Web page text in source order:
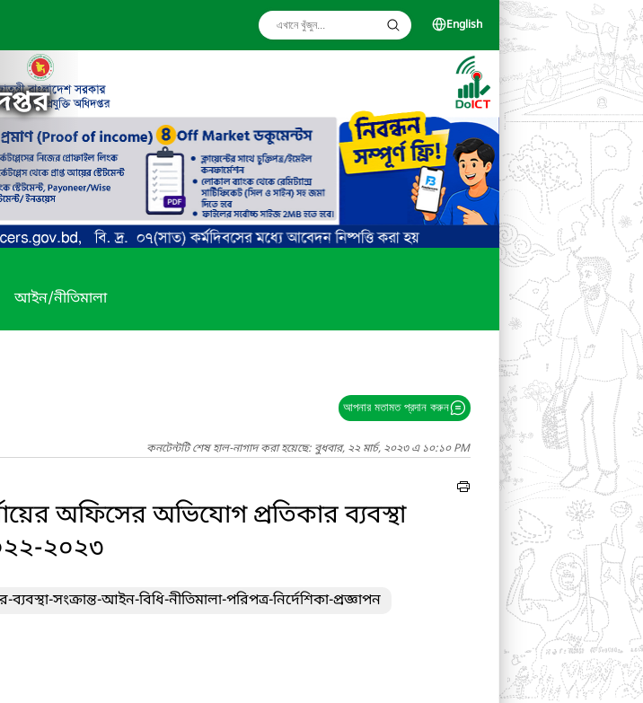
English
আইন/নীতিমালা
আপনার মতামত প্রদান করুন
কনটেন্টটি শেষ হাল-নাগাদ করা হয়েছে: বুধবার, ২২ মার্চ, ২০২৩ এ ১০:১০ PM
অফিসের অভিযোগ প্রতিকার ব্যবস্থা
২০২৩
সংক্রান্ত-আইন-বিধি-নীতিমালা-পরিপত্র-নির্দেশিকা-প্রজ্ঞাপন